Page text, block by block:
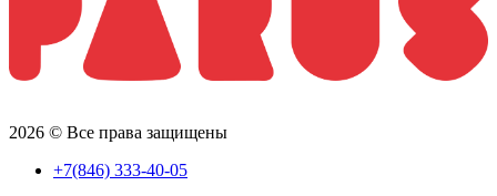
2026 © Все права защищены
+7(846) 333-40-05